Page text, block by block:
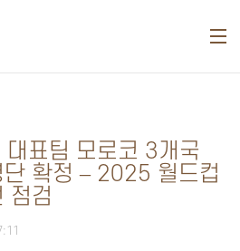
표팀 모로코 3개국
단 확정 – 2025 월드컵
점검